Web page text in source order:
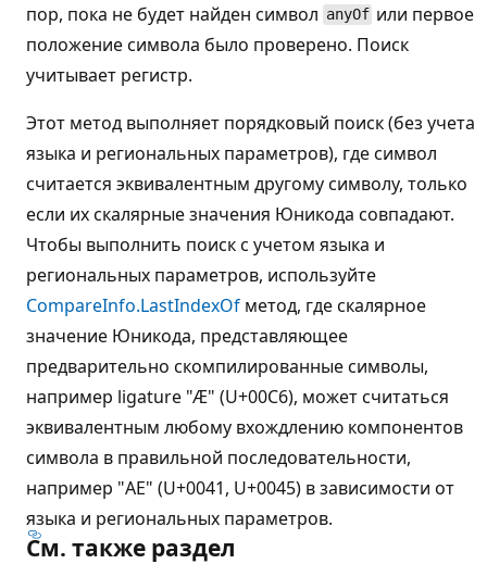
пор, пока не будет найден символ anyOf или первое
положение символа было проверено. Поиск
учитывает регистр.
Этот метод выполняет порядковый поиск (без учета
языка и региональных параметров), где символ
считается эквивалентным другому символу, только
если их скалярные значения Юникода совпадают.
Чтобы выполнить поиск с учетом языка и
региональных параметров, используйте
CompareInfo.LastIndexOf метод, где скалярное
значение Юникода, представляющее
предварительно скомпилированные символы,
например ligature "Æ" (U+00C6), может считаться
эквивалентным любому вхождлению компонентов
символа в правильной последовательности,
например "AE" (U+0041, U+0045) в зависимости от
языка и региональных параметров.
См. также раздел